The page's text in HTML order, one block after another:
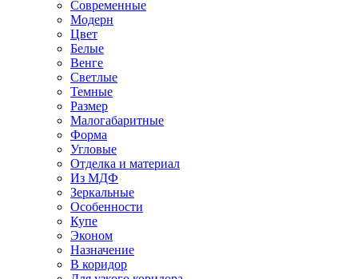
Современные
Модерн
Цвет
Белые
Венге
Светлые
Темные
Размер
Малогабаритные
Форма
Угловые
Отделка и материал
Из МДФ
Зеркальные
Особенности
Купе
Эконом
Назначение
В коридор